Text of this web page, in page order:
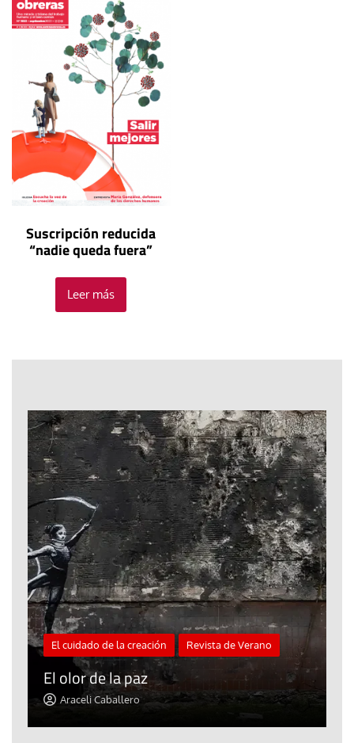
Suscripción reducida
“nadie queda fuera”
Leer más
El cuidado de la creación Revista de Verano
El olor de la paz
Araceli Caballero